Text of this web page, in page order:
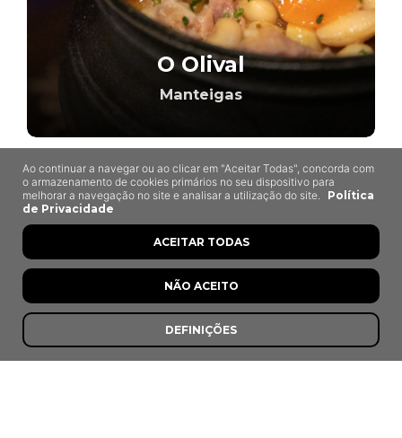
O Olival
Manteigas
7,3
Ao continuar a navegar ou ao clicar em "Aceitar Todas", concorda com
o armazenamento de cookies primários no seu dispositivo para
melhorar a navegação no site e analisar a utilização do site.
Política
de Privacidade
DEFINIÇÕES
NÃO ACEITO
ACEITAR TODAS